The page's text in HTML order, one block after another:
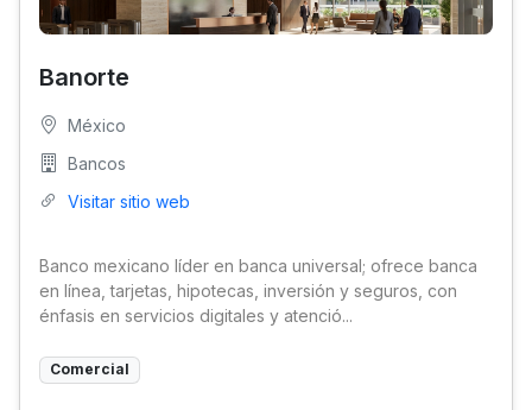
Banorte
México
Bancos
Visitar sitio web
Banco mexicano líder en banca universal; ofrece banca
en línea, tarjetas, hipotecas, inversión y seguros, con
énfasis en servicios digitales y atenció...
Comercial